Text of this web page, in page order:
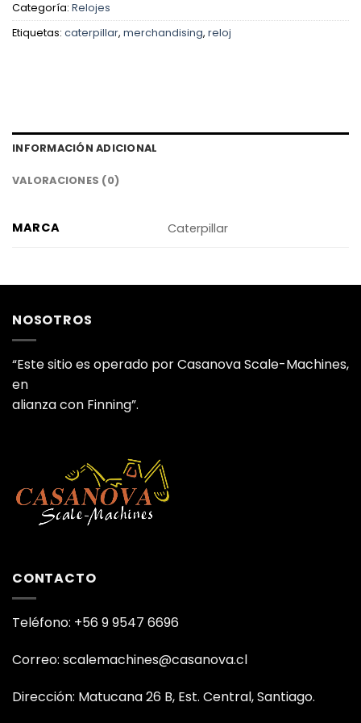
Categoría: Relojes
Etiquetas: caterpillar, merchandising, reloj
INFORMACIÓN ADICIONAL
VALORACIONES (0)
MARCA Caterpillar
NOSOTROS
“Este sitio es operado por Casanova Scale-Machines,
en
alianza con Finning”.
CONTACTO
Teléfono: +56 9 9547 6696
Correo: scalemachines@casanova.cl
Dirección: Matucana 26 B, Est. Central, Santiago.